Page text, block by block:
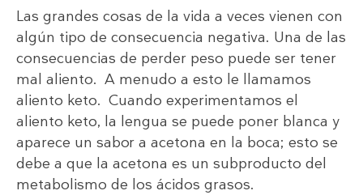
Las grandes cosas de la vida a veces vienen con
algún tipo de consecuencia negativa. Una de las
consecuencias de perder peso puede ser tener
mal aliento. A menudo a esto le llamamos
aliento keto. Cuando experimentamos el
aliento keto, la lengua se puede poner blanca y
aparece un sabor a acetona en la boca; esto se
debe a que la acetona es un subproducto del
metabolismo de los ácidos grasos.